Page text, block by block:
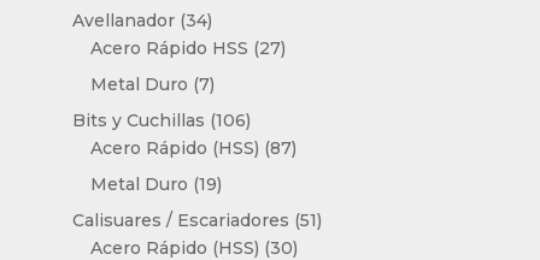
Avellanador 3434
productos
Acero Rápido HSS 2727
Metal Duro 77
productos
Bits y Cuchillas 106106
productos
Acero Rápido (HSS) 8787
Metal Duro 1919
productos
Calisuares / Escariadores 5151
Acero Rápido (HSS) 3030